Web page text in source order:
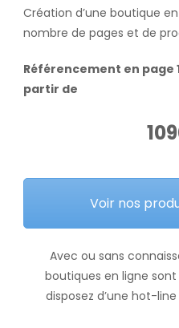
Création d’une boutique
nombre de pages et de
Référencement en page
partir de
Voir nos
Avec ou sans
boutiques en ligne
disposez d’une hot-